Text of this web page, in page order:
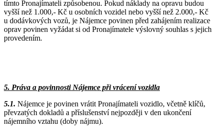
tímto Pronajímateli způsobenou. Pokud náklady na opravu budou
vyšší než 1.000,- Kč u osobních vozidel nebo vyšší než 2.000,- Kč
u dodávkových vozů, je Nájemce povinen před zahájením realizace
oprav povinen vyžádat si od Pronajímatele výslovný souhlas s jejich
provedením.
5. Práva a povinnosti Nájemce při vrácení vozidla
5.1. Nájemce je povinen vrátit Pronajímateli vozidlo, včetně klíčů,
převzatých dokladů a příslušenství nejpozději v den ukončení
nájemního vztahu (doby nájmu).